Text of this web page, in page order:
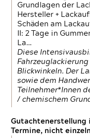
Grundlagen der
Hersteller +
Schäden am
II: 2 Tage in
La…
Diese
Blickwinkeln. Der
sowie dem
Teilnehmer*Innen
/ chemischem
Gutachtenerstellung
Termine, nicht